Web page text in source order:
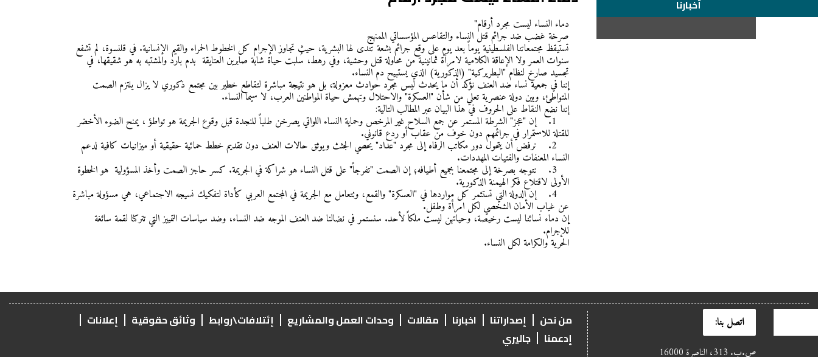
أخبارنا
دماء النساء ليست مجرد أرقام"
صرخة غضب ضد جرائم قتل النساء والتقاعس المؤسساتي الممنهج
تستيقظ مجتمعاتنا الفلسطينية يوماً بعد يوم على وقع جرائم بشعة تندى لها البشرية، حيث تجاوز الإجرام كل الخطوط الحمراء والقيم الإنسانية. في قلنسوة، لم تشفع
سنوات العمر ولا الإعاقة الكلامية لامرأة ثمانينية من محاولة قتل وحشية، وفي رهط، سُلبت حياة شابة صابرين العتايقة بدم بارد والمشتبه به هو شقيقها، في
تجسيد صارخ لنظام "البطريركية" (الذكورية) الذي يستبيح دم النساء.
إننا في جمعية نساء ضد العنف نؤكد أن ما يحدث ليس مجرد حوادث معزولة، بل هو نتيجة مباشرة لتقاطع خطير بين مجتمع ذكوري لا يزال يلتزم الصمت
المتواطئ، وبين دولة عنصرية تعلي من شأن "العسكرة" والاحتلال وتهمش حياة المواطنين العرب، لا سيما النساء.
إننا نضع النقاط على الحروف في هذا البيان عبر المطالب التالية:
1. إن "عجز" الشرطة المستمر عن جمع السلاح غير المرخص وحماية النساء اللواتي يصرخن طلباً للنجدة قبل وقوع الجريمة هو تواطؤ ، يمنح الضوء الأخضر
للقتلة للاستمرار في جرائمهم دون خوف من عقاب أو ردع قانوني.
2. نرفض أن يتحول دور مكاتب الرفاه إلى مجرد "عداد" يحصي الجثث ويوثق حالات العنف دون تقديم خطط حمائية حقيقية أو ميزانيات كافية لدعم
النساء المعنفات والفتيات المهددات.
3. نتوجه بصرخة إلى مجتمعنا بجميع أطيافه؛ إن الصمت "تفرجاً" على قتل النساء هو شراكة في الجريمة. كسر حاجز الصمت وأخذ المسؤولية هو الخطوة
الأولى لاقتلاع فكر الهيمنة الذكورية.
4. إن الدولة التي تستثمر كل مواردها في "العسكرة" والقمع، وتتعامل مع الجريمة في المجتمع العربي كأداة لتفكيك نسيجه الاجتماعي، هي مسؤولة مباشرة
عن غياب الأمان الشخصي لكل امرأة وطفل.
إن دماء نسائنا ليست رخيصة، وحياتهن ليست ملكاً لأحد. سنستمر في نضالنا ضد العنف الموجه ضد النساء، وضد سياسات التمييز التي تتركنا لقمة سائغة
للإجرام.
الحرية والكرامة لكل النساء.
اتصل بنا:
ص.ب. 313، الناصرة 16000
من نحن إصداراتنا اخبارنا مقالات وحدات العمل والمشاريع إئتلافات\روابط وثائق حقوقية
إعلانات
إدعمنا
جاليري